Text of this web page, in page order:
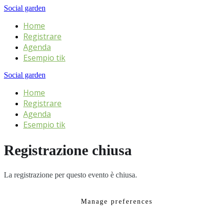
Social garden
Home
Registrare
Agenda
Esempio tik
Social garden
Home
Registrare
Agenda
Esempio tik
Registrazione chiusa
La registrazione per questo evento è chiusa.
Manage preferences